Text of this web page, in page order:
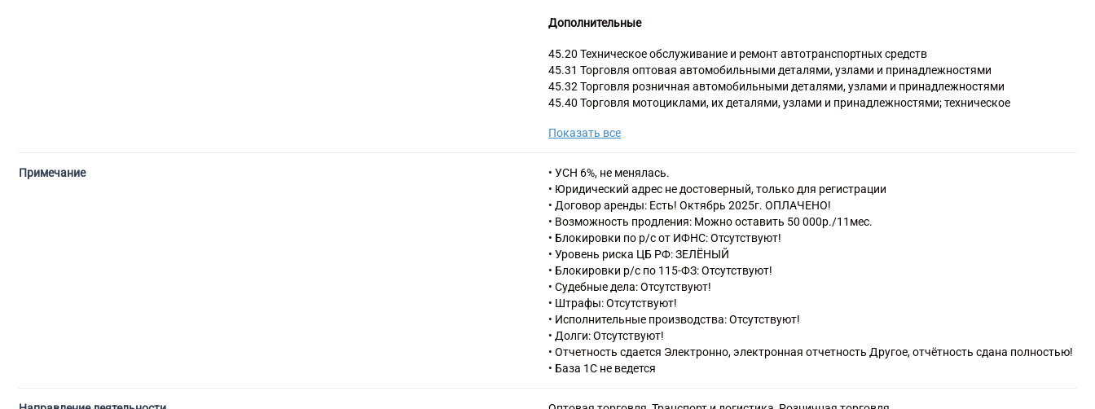
Дополнительные
45.20 Техническое обслуживание и ремонт автотранспортных средств
45.31 Торговля оптовая автомобильными деталями, узлами и принадлежностями
45.32 Торговля розничная автомобильными деталями, узлами и принадлежностями
45.40 Торговля мотоциклами, их деталями, узлами и принадлежностями; техническое
47.91 Торговля розничная по почте или по информационно-коммуникационной сети Интернет
Показать все
Примечание
• УСН 6%, не менялась.
• Юридический адрес не достоверный, только для регистрации
• Договор аренды: Есть! Октябрь 2025г. ОПЛАЧЕНО!
• Возможность продления: Можно оставить 50 000р./11мес.
• Блокировки по р/с от ИФНС: Отсутствуют!
• Уровень риска ЦБ РФ: ЗЕЛЁНЫЙ
• Блокировки р/с по 115-ФЗ: Отсутствуют!
• Судебные дела: Отсутствуют!
• Штрафы: Отсутствуют!
• Исполнительные производства: Отсутствуют!
• Долги: Отсутствуют!
• Отчетность сдается Электронно, электронная отчетность Другое, отчётность сдана полностью!
• База 1С не ведется